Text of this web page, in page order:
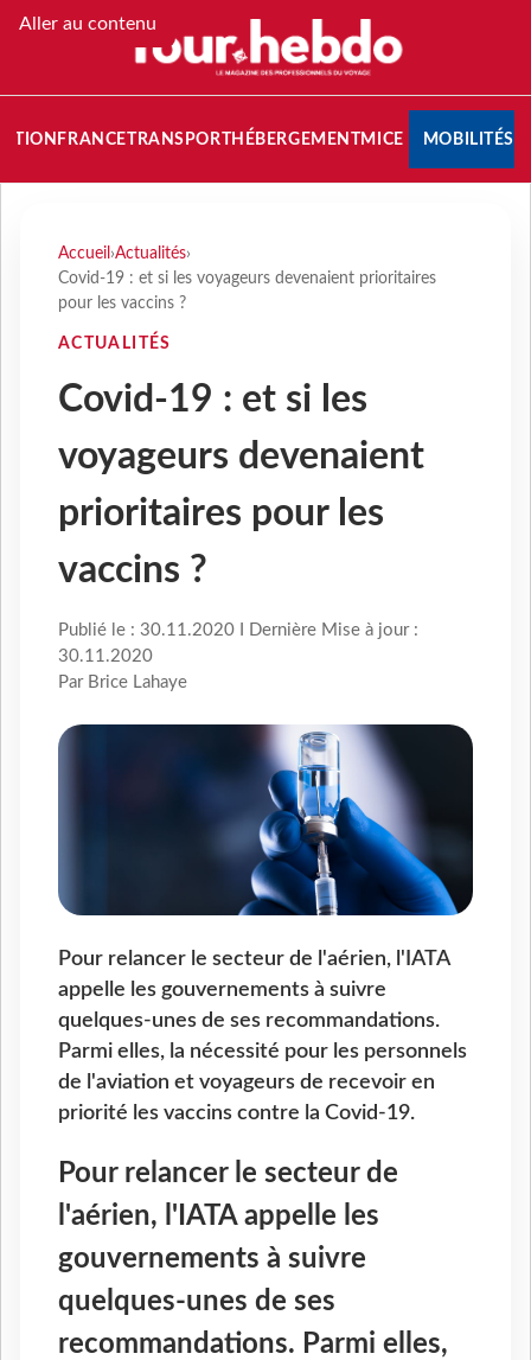
Aller au contenu
FRANCETRANSPORT HÉBERGEMENTMICE MOBILITÉS
Accueil ›Actualités›
Covid-19 : et si les voyageurs devenaient prioritaires
pour les vaccins ?
ACTUALITÉS
Covid-19 : et si les
voyageurs devenaient
prioritaires pour les
vaccins ?
Publié le : 30.11.2020 I Dernière Mise à jour :
30.11.2020
Par Brice Lahaye
Pour relancer le secteur de l'aérien, l'IATA
appelle les gouvernements à suivre
quelques-unes de ses recommandations.
Parmi elles, la nécessité pour les personnels
de l'aviation et voyageurs de recevoir en
priorité les vaccins contre la Covid-19.
Pour relancer le secteur de
l'aérien, l'IATA appelle les
gouvernements à suivre
quelques-unes de ses
recommandations. Parmi elles,